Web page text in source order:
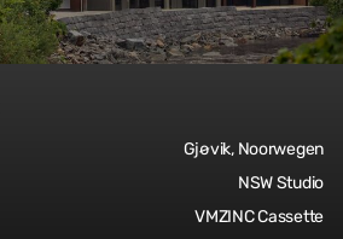
Gjøvik, Noorwegen
NSW Studio
VMZINC Cassette